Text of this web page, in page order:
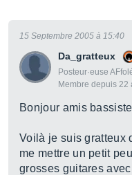
Da_gratteux
Posteur·euse
Membre depuis 22
15 Septembre 2005 à 15:40
Bonjour amis
Voilà je suis gratteux
me mettre un petit
grosses guitares